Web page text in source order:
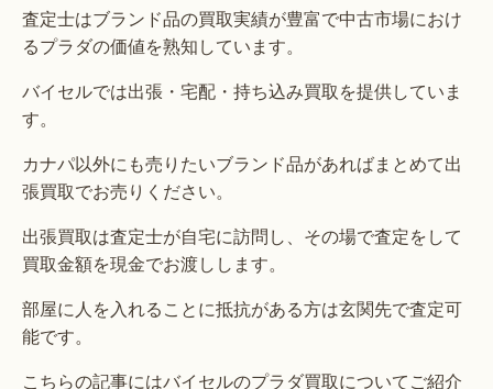
査定士はブランド品の買取実績が豊富で中古市場におけ
るプラダの価値を熟知しています。
バイセルでは出張・宅配・持ち込み買取を提供していま
す。
カナパ以外にも売りたいブランド品があればまとめて出
張買取でお売りください。
出張買取は査定士が自宅に訪問し、その場で査定をして
買取金額を現金でお渡しします。
部屋に人を入れることに抵抗がある方は玄関先で査定可
能です。
こちらの記事にはバイセルのプラダ買取についてご紹介